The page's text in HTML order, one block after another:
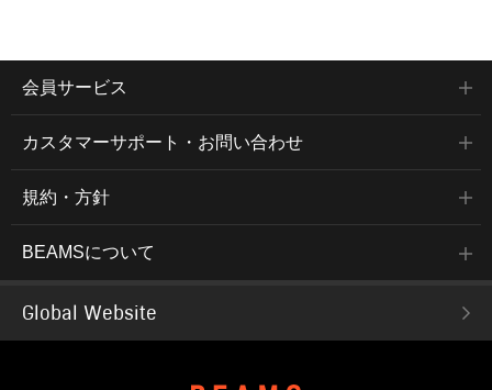
会員サービス
カスタマーサポート・お問い合わせ
規約・方針
BEAMSについて
Global Website